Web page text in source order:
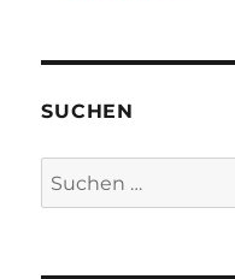
SUCHEN
Suchen
nach: